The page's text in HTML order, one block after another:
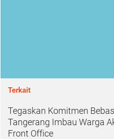
Terkait
Tegaskan Komitmen
Tangerang Imbau Warga
Front Office